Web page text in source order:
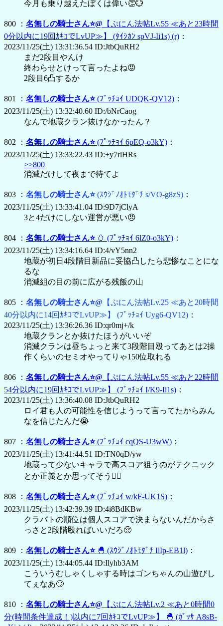
今月も乗り越えたぼくは偉い👏💮
800 ： 名無しの騎士さん⭐@ 【ぷにん法帖Lv.55 ≪あと23時間
0分以内に19回ｶｷｺでLvUP≫】
(ﾀｲｼｶﾝ spVJ-Ii1s) (r) ：
2023/11/25(土) 13:31:36.54 ID:JtbQuRH2
まだ2段目やんけ
終わらせとけって言ったよね😡
2段目6凸するか
801 ： 名無しの騎士さん⭐(ﾌﾟｯﾁｮｲ UDQK-QV12) ：
2023/11/25(土) 13:32:40.60 ID:/bNrCaog
なんで地蔵クラン抜けなかったん？
802 ： 名無しの騎士さん⭐(ﾌﾟｯﾁｮｲ 6pEQ-o3kY) ：
2023/11/25(土) 13:33:22.43 ID:+y7rlHRs
>>800
消滅だけして夜まで待てよ
803 ： 名無しの騎士さん⭐(ｽｳｼﾞﾉｵﾄﾓﾀﾞﾁ s/VO-g8zS) ：
2023/11/25(土) 13:33:41.04 ID:9D7jClyA
3と4だけにしない運営が悪い😠
804 ： 名無しの騎士さん⭐ 🥚 (ﾌﾟｯﾁｮｲ 6lZ0-o3kY) ：
2023/11/25(土) 13:34:16.64 ID:4/vY5nn2
地蔵が初日4段階目新品に妥協凸したら悲惨なことにな
るな
消滅組の目の前に広がる残飯の山
805 ： 名無しの騎士さん⭐@ 【ぷにん法帖Lv.25 ≪あと20時間
40分以内に14回ｶｷｺでLvUP≫】
(ﾌﾟｯﾁｮｲ Uyg6-QV12) ：
2023/11/25(土) 13:36:26.36 ID:qr0mj+/k
地蔵クランとか抜けたほうがいいぞ
消滅クランは昼ちょっと来て3段階目殴ってあとは2操
作くらいのセミオやってりゃ150位取れる
806 ： 名無しの騎士さん⭐@ 【ぷにん法帖Lv.55 ≪あと22時間
54分以内に19回ｶｷｺでLvUP≫】
(ﾌﾟｯﾁｮｲ I/K9-Ii1s) ：
2023/11/25(土) 13:36:40.08 ID:JtbQuRH2
ロイ君も人の可能性を信じようって言ってたからみん
なを信じたんだ😭
807 ： 名無しの騎士さん⭐(ﾌﾟｯﾁｮｲ cqQS-U3wW) ：
2023/11/25(土) 13:41:44.51 ID:TN0qD/yw
地蔵って少ないキャラで高スコア狙うのがテクニック
とか正義とか思ってそう😵‍💫
808 ： 名無しの騎士さん⭐(ﾌﾟｯﾁｮｲ w/kF-UK1S) ：
2023/11/25(土) 13:42:39.39 ID:4i8BdKBw
クラバトの順位は個人スコアで決まらないんだからさ
っさと2段階殴ればいいだろ🥺
809 ： 名無しの騎士さん⭐ 🐣 (ｽｳｼﾞﾉｵﾄﾓﾀﾞﾁ IlIp-EB1l) ：
2023/11/25(土) 13:44:05.44 ID:Ilyhb3AM
こういうむしゃくしゃする時はゴンちゃんの山遊びし
てぇなあ🙄
810 ： 名無しの騎士さん⭐@ 【ぷにん法帖Lv.2 ≪あと0時間0
分(時間条件達成！)以内に7回ｶｷｺでLvUP≫】
🐣 (ｶﾞｯｻ A8sB-